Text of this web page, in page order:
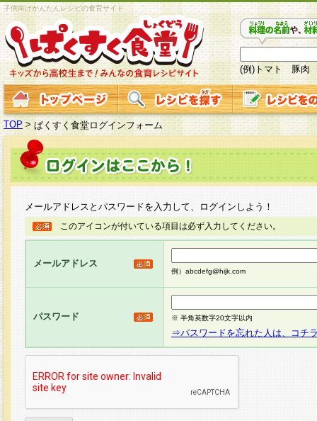
子供向けかんたんレシピの食育サイト
(例)トマト 豚肉
TOP > ぱくすく食堂ログインフォーム
メールアドレスとパスワードを入力して、ログインしよう！
このアイコンが付いている項目は必ず入力してください。
メールアドレス
例）abcdefg@hijk.com
パスワード ※ 半角英数字20文字以内
⇒パスワードを忘れた人は、コチ